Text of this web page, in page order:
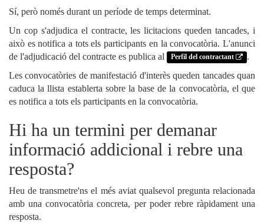
Sí, però només durant un període de temps determinat.
Un cop s'adjudica el contracte, les licitacions queden tancades, i
això es notifica a tots els participants en la convocatòria. L'anunci
de l'adjudicació del contracte es publica al
Perfil del contractant
.
Les convocatòries de manifestació d'interès queden tancades quan
caduca la llista establerta sobre la base de la convocatòria, el que
es notifica a tots els participants en la convocatòria.
Hi ha un termini per demanar
informació addicional i rebre una
resposta?
Heu de transmetre'ns el més aviat qualsevol pregunta relacionada
amb una convocatòria concreta, per poder rebre ràpidament una
resposta.